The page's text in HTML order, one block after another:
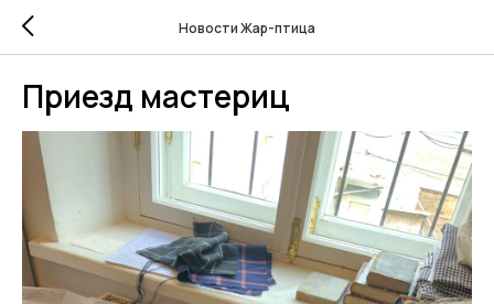
Новости Жар-птица
Приезд мастериц